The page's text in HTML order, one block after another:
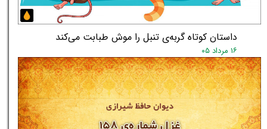
داستان کوتاه گربه‌ی تنبل را موش طبابت می‌کند
۱۶ مرداد ۰۵